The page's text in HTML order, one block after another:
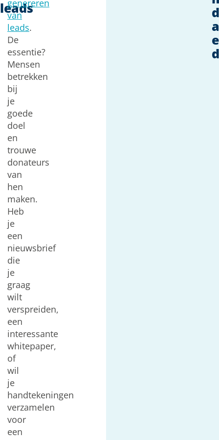
leads
genereren
van
leads.
De
essentie?
Mensen
betrekken
bij
je
goede
doel
en
trouwe
donateurs
van
hen
maken.
Heb
je
een
nieuwsbrief
die
je
graag
wilt
verspreiden,
een
interessante
whitepaper,
of
wil
je
handtekeningen
verzamelen
voor
een